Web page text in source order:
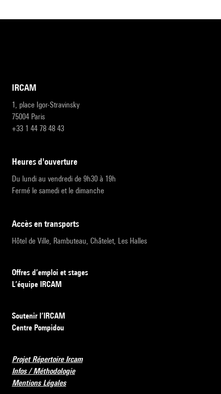
IRCAM
1, place Igor-Stravinsky
75004 Paris
+33 1 44 78 48 43
heures d'ouverture
Du lundi au vendredi de 9h30 à 19h
Fermé le samedi et le dimanche
accès en transports
Hôtel de Ville, Rambuteau, Châtelet, Les Halles
Offres d’emploi et stages
L’équipe IRCAM
Soutenir l’IRCAM
Centre Pompidou
Projet Répertoire Ircam
Infos / Méthodologie
Mentions Légales